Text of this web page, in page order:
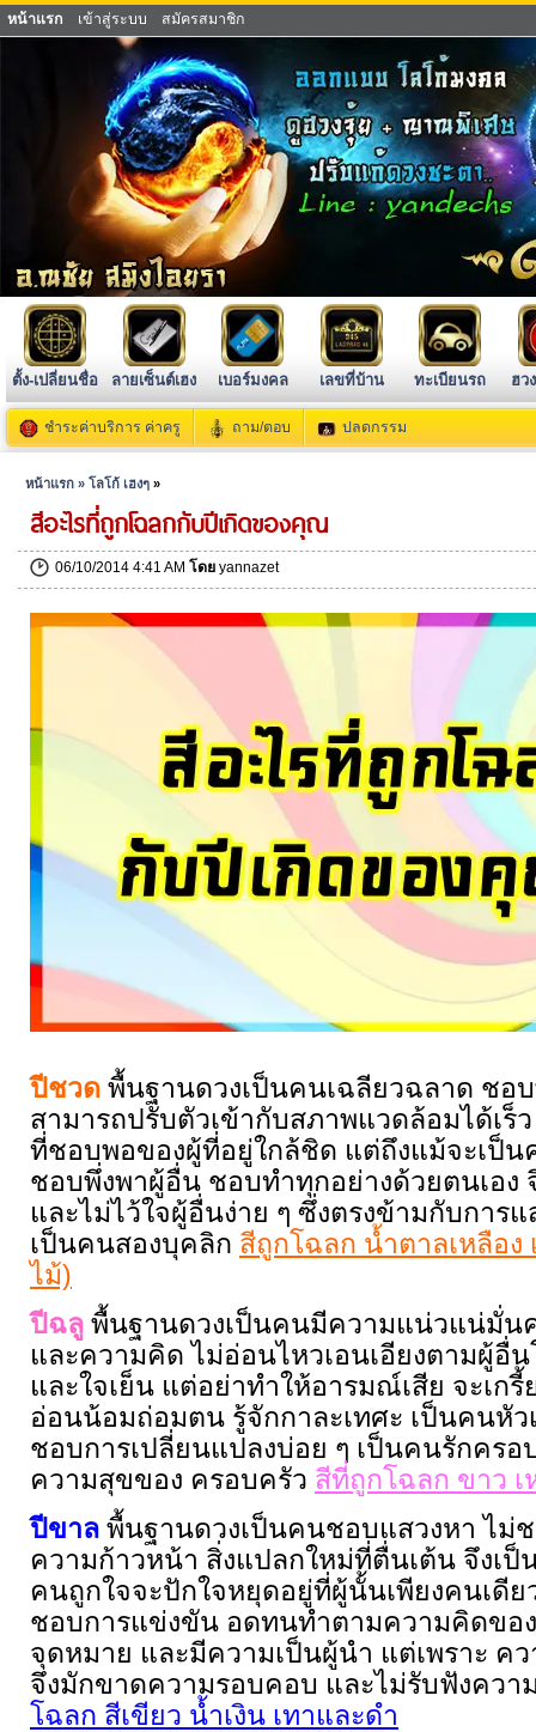
หน้าแรก เข้าสู่ระบบ สมัครสมาชิก
ตั้ง-เปลี่ยนชื่อ ลายเซ็นต์เฮง เบอร์มงคล เลขที่บ้าน ทะเบียนรถ ฮว
ชำระค่าบริการ ค่าครู ถาม/ตอบ ปลดกรรม
หน้าแรก »โลโก้ เฮงๆ »
สีอะไรที่ถูกโฉลกกับปีเกิดของคุณ
06/10/2014 4:41 AM โดย yannazet
ปีชวด พื้นฐานดวงเป็นคนเฉลียวฉลาด ชอ
สามารถปรับตัวเข้ากับสภาพแวดล้อมได้เ
ที่ชอบพอของผู้ที่อยู่ใกล้ชิด แต่ถึงแม้จะเป็น
ชอบพึ่งพาผู้อื่น ชอบทำทุกอย่างด้วยตนเอง
และไม่ไว้ใจผู้อื่นง่าย ๆ ซึ่งตรงข้ามกับการ
เป็นคนสองบุคลิก สีถูกโฉลก น้ำตาลเหลือง
ไม้)
ปีฉลู พื้นฐานดวงเป็นคนมีความแน่วแน่มั่น
และความคิด ไม่อ่อนไหวเอนเอียงตามผู้อื่
และใจเย็น แต่อย่าทำให้อารมณ์เสีย จะเก
อ่อนน้อมถ่อมตน รู้จักกาละเทศะ เป็นคนหั
ชอบการเปลี่ยนแปลงบ่อย ๆ เป็นคนรักครอ
ความสุขของ ครอบครัว สีที่ถูกโฉลก ขาว
ปีขาล พื้นฐานดวงเป็นคนชอบแสวงหา ไม่
ความก้าวหน้า สิ่งแปลกใหม่ที่ตื่นเต้น จึงเ
คนถูกใจจะปักใจหยุดอยู่ที่ผู้นั้นเพียงคนเดี
ชอบการแข่งขัน อดทนทำตามความคิดของ
จุดหมาย และมีความเป็นผู้นำ แต่เพราะ ค
จึงมักขาดความรอบคอบ และไม่รับฟังคว
โฉลก สีเขียว น้ำเงิน เทาและดำ